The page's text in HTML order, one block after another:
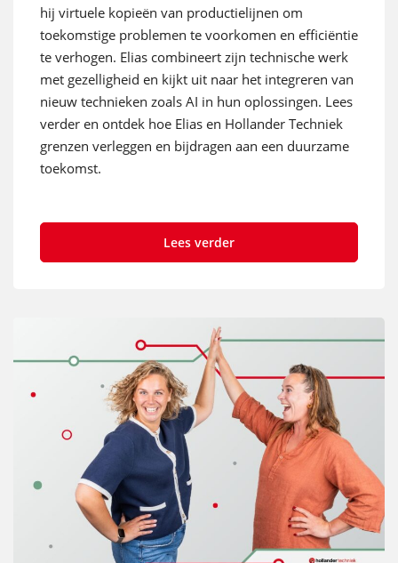
hij virtuele kopieën van productielijnen om
toekomstige problemen te voorkomen en efficiëntie
te verhogen. Elias combineert zijn technische werk
met gezelligheid en kijkt uit naar het integreren van
nieuw technieken zoals AI in hun oplossingen. Lees
verder en ontdek hoe Elias en Hollander Techniek
grenzen verleggen en bijdragen aan een duurzame
toekomst.
Lees verder